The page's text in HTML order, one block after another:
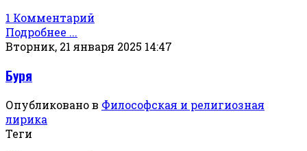
1 Комментарий
Подробнее ...
Вторник, 21 января 2025 14:47
Буря
Опубликовано в Философская и религиозная
лирика
Теги